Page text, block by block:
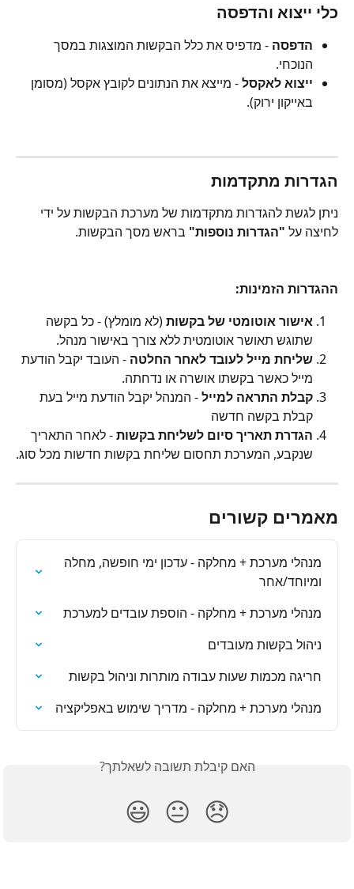
כלי ייצוא והדפסה
הדפסה - מדפיס את כלל הבקשות המוצגות במסך
הנוכחי.
ייצוא לאקסל - מייצא את הנתונים לקובץ אקסל (מסומן
באייקון ירוק).
הגדרות מתקדמות
ניתן לגשת להגדרות מתקדמות של מערכת הבקשות על ידי
לחיצה על "הגדרות נוספות" בראש מסך הבקשות.
ההגדרות הזמינות:
אישור אוטומטי של בקשות (לא מומלץ) - כל בקשה
שתוגש תאושר אוטומטית ללא צורך באישור מנהל.
שליחת מייל לעובד לאחר החלטה - העובד יקבל הודעת
מייל כאשר בקשתו אושרה או נדחתה.
קבלת התראה למייל - המנהל יקבל הודעת מייל בעת
קבלת בקשה חדשה
הגדרת תאריך סיום לשליחת בקשות - לאחר התאריך
שנקבע, המערכת תחסום שליחת בקשות חדשות מכל סוג.
מאמרים קשורים
מנהלי מערכת + מחלקה - עדכון ימי חופשה, מחלה
ומיוחד/אחר
מנהלי מערכת + מחלקה - הוספת עובדים למערכת
ניהול בקשות מעובדים
חריגה מכמות שעות עבודה מותרות וניהול בקשות
מנהלי מערכת + מחלקה - מדריך שימוש באפליקציה
האם קיבלת תשובה לשאלתך?
😞
😐
😃